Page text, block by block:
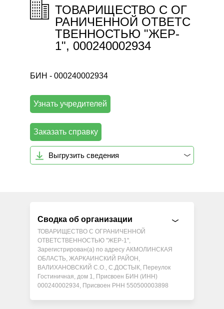
ТОВАРИЩЕСТВО С ОГ
РАНИЧЕННОЙ ОТВЕТС
ТВЕННОСТЬЮ "ЖЕР-
1", 000240002934
БИН - 000240002934
Узнать учредителей
Заказать справку
Выгрузить сведения
Сводка об организации
ТОВАРИЩЕСТВО С ОГРАНИЧЕННОЙ
ОТВЕТСТВЕННОСТЬЮ "ЖЕР-1",
Зарегистрирован(а) по адресу АКМОЛИНСКАЯ
ОБЛАСТЬ, ЖАРКАИНСКИЙ РАЙОН,
ВАЛИХАНОВСКИЙ С.О., С.ДОСТЫК, Переулок
Гостиничная, дом 1, Присвоен БИН (ИНН)
000240002934, Присвоен РНН 550500003898